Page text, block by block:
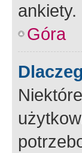
ankiety.
Góra